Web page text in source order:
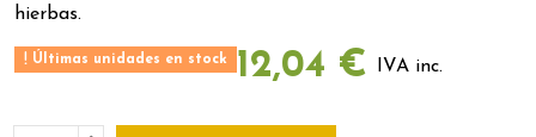
hierbas.
Últimas unidades en stock 12,04 € IVA inc.